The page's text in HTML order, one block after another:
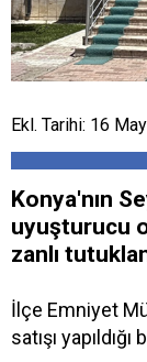
Ekl. Tarihi: 16
Konya'nın
uyuşturucu
zanlı
İlçe Emniyet
satışı